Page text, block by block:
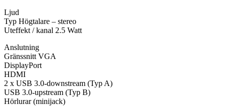
Ljud
Typ Högtalare – stereo
Uteffekt / kanal 2.5 Watt
Anslutning
Gränssnitt VGA
DisplayPort
HDMI
2 x USB 3.0-downstream (Typ A)
USB 3.0-upstream (Typ B)
Hörlurar (minijack)